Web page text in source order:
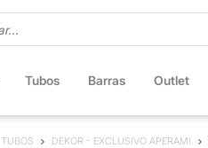
Tubos Barras Outlet
TUBOS DEKOR - EXCLUSIVO APERAM!